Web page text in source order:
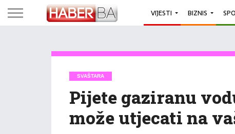
VIJESTI BIZNIS
SVAŠTARA
Pijete gaziranu
može utjecati na